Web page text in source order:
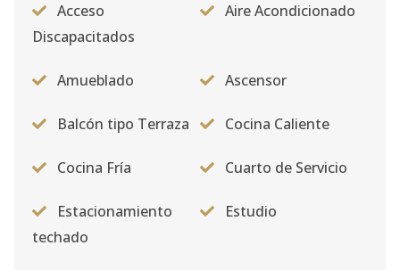
Acceso
Discapacitados
Aire Acondicionado
Amueblado Ascensor
Balcón tipo Terraza Cocina Caliente
Cocina Fría Cuarto de Servicio
Estacionamiento
techado
Estudio